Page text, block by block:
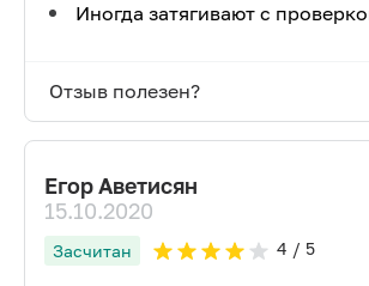
Иногда затягивают с
Отзыв полезен?
Егор Аветисян
15.10.2020
Засчитан 4 / 5